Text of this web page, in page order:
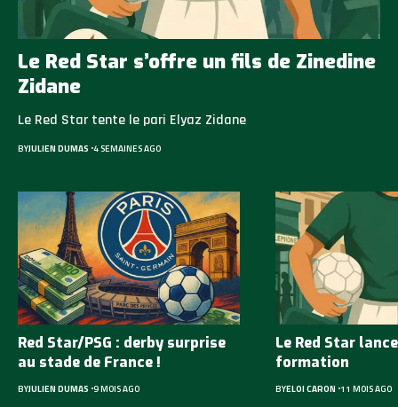
Le Red Star s’offre un fils de Zinedine
Zidane
Le Red Star tente le pari Elyaz Zidane
BYJULIEN DUMAS 4 SEMAINES AGO
Red Star/PSG : derby surprise
au stade de France !
BYJULIEN DUMAS 9 MOIS AGO
Le Red Star
formation
BYELOI CARON 11 MOIS AGO